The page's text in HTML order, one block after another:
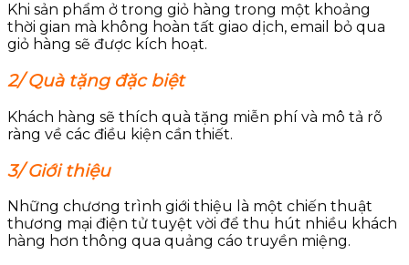
Khi sản phẩm ở trong giỏ hàng trong một khoảng
thời gian mà không hoàn tất giao dịch, email bỏ qua
giỏ hàng sẽ được kích hoạt.
2/ Quà tặng đặc biệt
Khách hàng sẽ thích quà tặng miễn phí và mô tả rõ
ràng về các điều kiện cần thiết.
3/ Giới thiệu
Những chương trình giới thiệu là một chiến thuật
thương mại điện tử tuyệt vời để thu hút nhiều khách
hàng hơn thông qua quảng cáo truyền miệng.